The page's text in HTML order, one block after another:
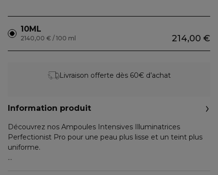
10ML
214,00 €
2140,00 € / 100 ml
Livraison offerte dès 60€ d’achat
Information produit
Découvrez nos Ampoules Intensives Illuminatrices
Perfectionist Pro pour une peau plus lisse et un teint plus
uniforme.